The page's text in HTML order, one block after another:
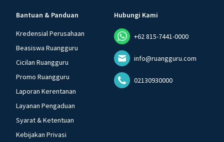
Bantuan & Panduan
Kredensial Perusahaan
Beasiswa Ruangguru
Cicilan Ruangguru
Promo Ruangguru
Laporan Kerentanan
Layanan Pengaduan
Syarat & Ketentuan
Kebijakan Privasi
Hubungi Kami
+62 815-7441-0000
info@ruangguru.com
02130930000